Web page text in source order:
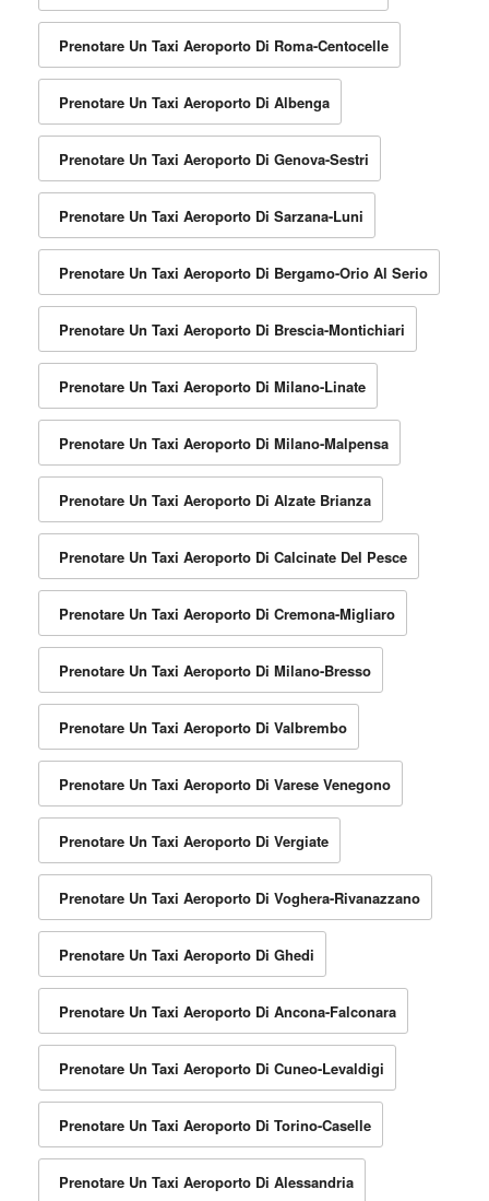
Prenotare Un Taxi Aeroporto Di Roma-Centocelle
Prenotare Un Taxi Aeroporto Di Albenga
Prenotare Un Taxi Aeroporto Di Genova-Sestri
Prenotare Un Taxi Aeroporto Di Sarzana-Luni
Prenotare Un Taxi Aeroporto Di Bergamo-Orio Al Serio
Prenotare Un Taxi Aeroporto Di Brescia-Montichiari
Prenotare Un Taxi Aeroporto Di Milano-Linate
Prenotare Un Taxi Aeroporto Di Milano-Malpensa
Prenotare Un Taxi Aeroporto Di Alzate Brianza
Prenotare Un Taxi Aeroporto Di Calcinate Del Pesce
Prenotare Un Taxi Aeroporto Di Cremona-Migliaro
Prenotare Un Taxi Aeroporto Di Milano-Bresso
Prenotare Un Taxi Aeroporto Di Valbrembo
Prenotare Un Taxi Aeroporto Di Varese Venegono
Prenotare Un Taxi Aeroporto Di Vergiate
Prenotare Un Taxi Aeroporto Di Voghera-Rivanazzano
Prenotare Un Taxi Aeroporto Di Ghedi
Prenotare Un Taxi Aeroporto Di Ancona-Falconara
Prenotare Un Taxi Aeroporto Di Cuneo-Levaldigi
Prenotare Un Taxi Aeroporto Di Torino-Caselle
Prenotare Un Taxi Aeroporto Di Alessandria